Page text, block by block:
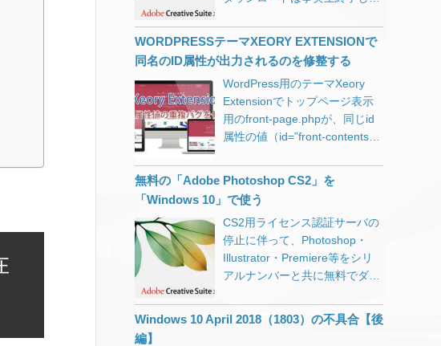
ないという事象がネット上でも
多く見受けられました。 該当ド
メインの本来のルートディレク
トリでは無く、認証専用のディ
レクトリを用意しておく方法
で、多くの運用方法に対応する
ことができます。
チャルドメイン運用の場合、上
記のようなディレクトリを作成
しておき、それをwebrootに指
定します。 # certbot certonly –
webroot -w
/usr/local/www/letsencrypt -d
DOMAINNAME 証明書が無事に
設定をしておきます。 Nginxの
設定例 webroot.conf location ^~
とアルファベット以外をすべて
当なはずです。 Google独自仕
様？と思ったのですが、
ュ (“/”) と疑問符 (“?”) の文字は
パーセントエンコーディングす
る事を避けるほうがユーザビリ
ティのためにはよい。」という
はパーセントエンコードしない
ように修正 GoogleもRFCもス
ラッシュはパーセントエンコー
ドしないと提唱しているのであ
れば、これに合わせるべきだと
思い以下のように修正しまし
rawurlencode($page); $r_page
= str_replace(‘%2F’, ‘/’,
ている方もそれほど多くは無い
と思いますが「当時CS2を購入
して、最近インストールし直し
た（サポート対象OSに）けど
認証に失敗する」という方は、
Adobeヘルプセンター経由で連
うです。 https://www.ii-
sys.jp/notes/1900 ちなみに
Photoshop CS2はWindows 10
では動作保証対象外ですが、問
題なく動作はしました。
https://www.ii-sys.jp/notes/1040
WORDPRESSテーマXEORY EXTENSIONで
同名のID属性が出力されるのを修整する
WordPress用のテーマXeory
Extensionでトップページ表示
用のfront-page.phpが、同じid
属性の値（id=”front-contents-1″
しまっているのを修正する方
法。
無料の「Adobe Photoshop CS2」を
「Windows 10」で使う
CS2用ライセンス認証サーバの
停止に伴って、Photoshop・
Illustrator・Premiere等をシリ
アルナンバーと共に無料でダウ
ますが、Windows 10では「動
作を停止しました」とエラーに
Windows 10 April 2018（1803）の不具合【後
編】